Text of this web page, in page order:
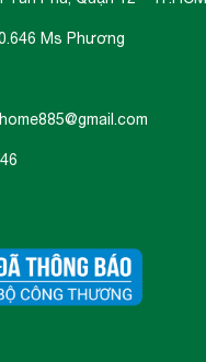
Ms Phương